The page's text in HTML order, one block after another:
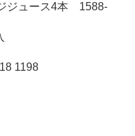
ジュース4本 1588-
1198